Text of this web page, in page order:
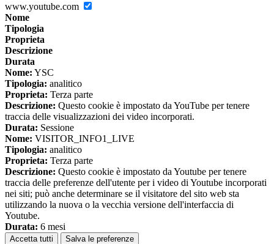
www.youtube.com
Nome
Tipologia
Proprieta
Descrizione
Durata
Nome: YSC
Tipologia: analitico
Proprieta: Terza parte
Descrizione: Questo cookie è impostato da YouTube per tenere
traccia delle visualizzazioni dei video incorporati.
Durata: Sessione
Nome: VISITOR_INFO1_LIVE
Tipologia: analitico
Proprieta: Terza parte
Descrizione: Questo cookie è impostato da Youtube per tenere
traccia delle preferenze dell'utente per i video di Youtube incorporati
nei siti; può anche determinare se il visitatore del sito web sta
utilizzando la nuova o la vecchia versione dell'interfaccia di
Youtube.
Durata: 6 mesi
Accetta tutti Salva le preferenze